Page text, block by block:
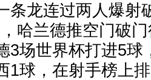
条龙连过两人爆射
哈兰德推空门破
3场世界杯打进5球
1球，在射手榜上